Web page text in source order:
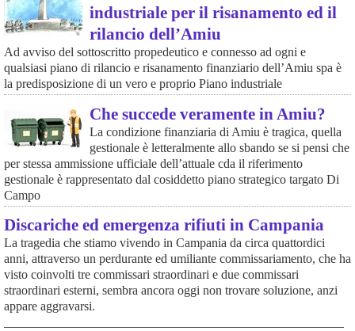
industriale per il risanamento ed il
rilancio dell’Amiu
Ad avviso del sottoscritto propedeutico e connesso ad ogni e
qualsiasi piano di rilancio e risanamento finanziario dell’Amiu spa è
la predisposizione di un vero e proprio Piano industriale
Che succede veramente in Amiu?
La condizione finanziaria di Amiu è tragica, quella
gestionale è letteralmente allo sbando se si pensi che
per stessa ammissione ufficiale dell’attuale cda il riferimento
gestionale è rappresentato dal cosiddetto piano strategico targato Di
Campo
Discariche ed emergenza rifiuti in Campania
La tragedia che stiamo vivendo in Campania da circa quattordici
anni, attraverso un perdurante ed umiliante commissariamento, che ha
visto coinvolti tre commissari straordinari e due commissari
straordinari esterni, sembra ancora oggi non trovare soluzione, anzi
appare aggravarsi.